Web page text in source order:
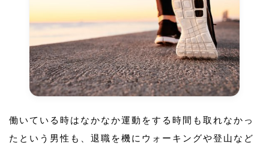
働いている時はなかなか運動をする時間も取れなかっ
たという男性も、退職を機にウォーキングや登山など